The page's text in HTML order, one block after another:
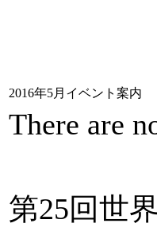
2016年5月イベント案内
There are
第25回世